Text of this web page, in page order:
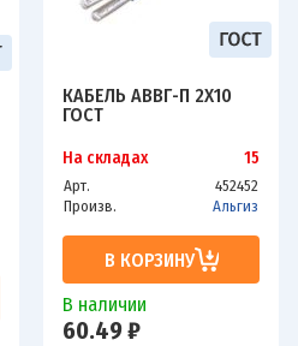
КАБЕЛЬ АВВГ-П 2Х10
ГОСТ
На складах 15
Арт.
452452
Произв.
Альгиз
В КОРЗИНУ
В наличии
60.49 ₽